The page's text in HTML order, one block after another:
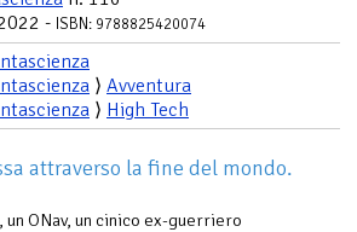
- ISBN: 9788825420074
⟩ Avventura
⟩ High Tech
attraverso la fine del mondo.
un ONav, un cinico ex-guerriero